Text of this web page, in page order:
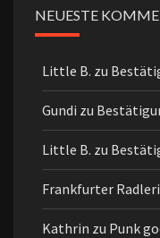
NEUESTE
Little B. zu
Gundi zu
Little B. zu
Frankfurter
Kathrin zu Punk